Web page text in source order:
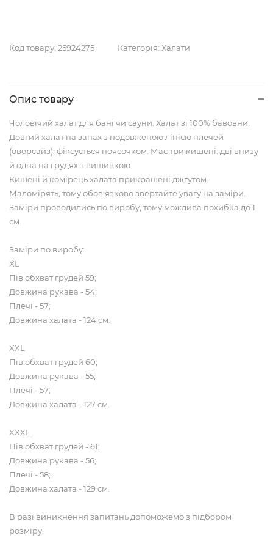
Код товару: 25924275 Категорія: Халати
Опис товару
Чоловічий халат для бані чи сауни. Халат зі 100% бавовни.
Довгий халат на запах з подовженою лінією плечей
(оверсайз), фіксується поясочком. Має три кишені: дві внизу
й одна на грудях з вишивкою.
Кишені й комірець халата прикрашені джгутом.
Маломірять, тому обов'язково звертайте увагу на заміри.
Заміри проводились по виробу, тому можлива похибка до 1
см.
Заміри по виробу:
XL
Пів обхват грудей 59;
Довжина рукава - 54;
Плечі - 57;
Довжина халата - 124 см.
XXL
Пів обхват грудей 60;
Довжина рукава - 55;
Плечі - 57;
Довжина халата - 127 см.
XXXL
Пів обхват грудей - 61;
Довжина рукава - 56;
Плечі - 58;
Довжина халата - 129 см.
В разі виникнення запитань допоможемо з підбором
розміру.